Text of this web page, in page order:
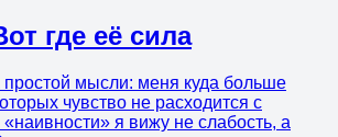
где её сила
мысли: меня куда больше
чувство не расходится с
я вижу не слабость, а